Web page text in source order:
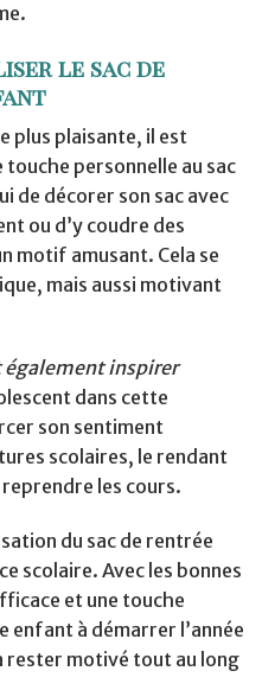
le sac de
plus plaisante, il est
personnelle au sac
de décorer son sac avec
ou d’y coudre des
motif amusant. Cela se
mais aussi motivant
également inspirer
dans cette
son sentiment
scolaires, le rendant
les cours.
du sac de rentrée
scolaire. Avec les bonnes
et une touche
enfant à démarrer l’année
rester motivé tout au long